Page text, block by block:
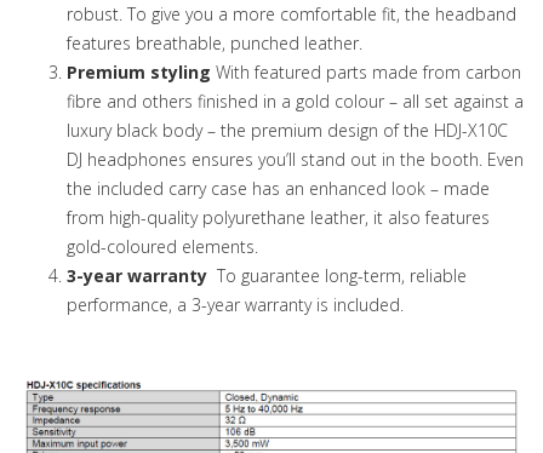
robust. To give you a more comfortable fit, the headband
features breathable, punched leather.
Premium styling With featured parts made from carbon
fibre and others finished in a gold colour – all set against a
luxury black body – the premium design of the HDJ-X10C
DJ headphones ensures you’ll stand out in the booth. Even
the included carry case has an enhanced look – made
from high-quality polyurethane leather, it also features
gold-coloured elements.
3-year warranty To guarantee long-term, reliable
performance, a 3-year warranty is included.